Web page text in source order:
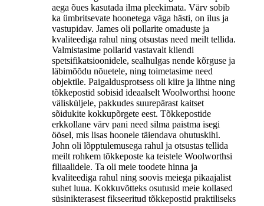
aega õues kasutada ilma pleekimata. Värv sobib
ka ümbritsevate hoonetega väga hästi, on ilus ja
vastupidav. James oli pollarite omaduste ja
kvaliteediga rahul ning otsustas need meilt tellida.
Valmistasime pollarid vastavalt kliendi
spetsifikatsioonidele, sealhulgas nende kõrguse ja
läbimõõdu nõuetele, ning toimetasime need
objektile. Paigaldusprotsess oli kiire ja lihtne ning
tõkkepostid sobisid ideaalselt Woolworthsi hoone
välisküljele, pakkudes suurepärast kaitset
sõidukite kokkupõrgete eest. Tõkkepostide
erkkollane värv pani need silma paistma isegi
öösel, mis lisas hoonele täiendava ohutuskihi.
John oli lõpptulemusega rahul ja otsustas tellida
meilt rohkem tõkkeposte ka teistele Woolworthsi
filiaalidele. Ta oli meie toodete hinna ja
kvaliteediga rahul ning soovis meiega pikaajalist
suhet luua. Kokkuvõtteks osutusid meie kollased
süsinikterasest fikseeritud tõkkepostid praktiliseks